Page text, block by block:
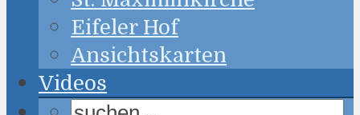
Eifeler Hof
Ansichtskarten
Videos